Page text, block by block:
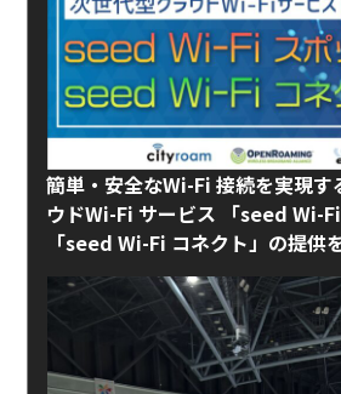
簡単・安全なWi-Fi 接続を実現す
ウドWi-Fi サービス 「seed Wi-
「seed Wi-Fi コネクト」の提供